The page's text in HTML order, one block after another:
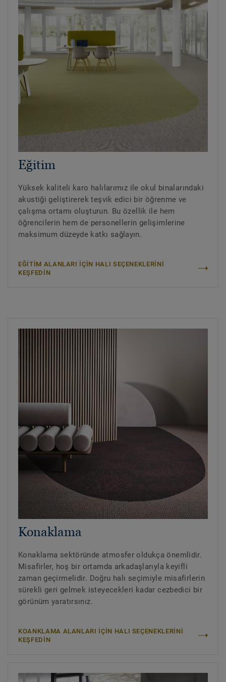
Eğitim
Yüksek kaliteli karo halılarımız ile okul binalarındaki
akustiği geliştirerek teşvik edici bir öğrenme ve
çalışma ortamı oluşturun. Bu özellik ile hem
öğrencilerin hem de personellerin gelişimlerine
maksimum düzeyde katkı sağlayın.
EĞİTİM ALANLARI İÇİN HALI SEÇENEKLERİNİ
KEŞFEDİN
Konaklama
Konaklama sektöründe atmosfer oldukça önemlidir.
Misafirler, hoş bir ortamda arkadaşlarıyla keyifli
zaman geçirmelidir. Doğru halı seçimiyle misafirlerin
sürekli geri gelmek isteyecekleri kadar cezbedici bir
görünüm yaratırsınız.
KOANKLAMA ALANLARI İÇİN HALI SEÇENEKLERİNİ
KEŞFEDİN